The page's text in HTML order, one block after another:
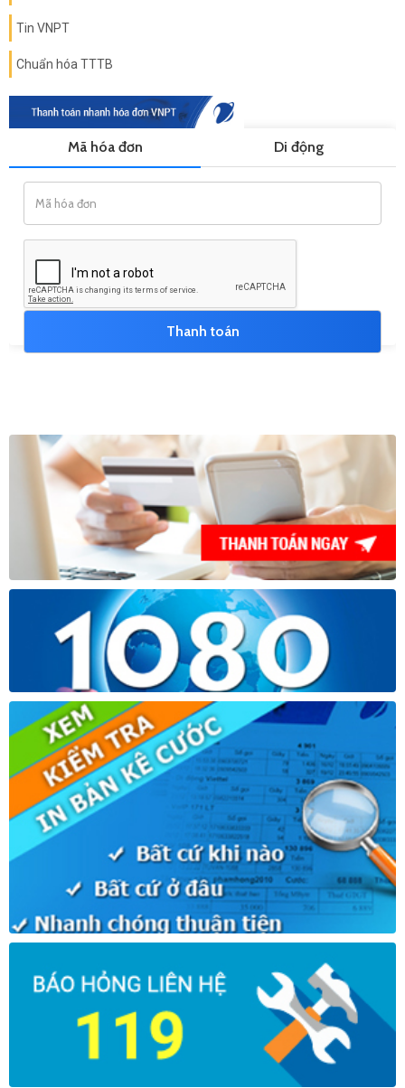
Tin VNPT
Chuẩn hóa TTTB